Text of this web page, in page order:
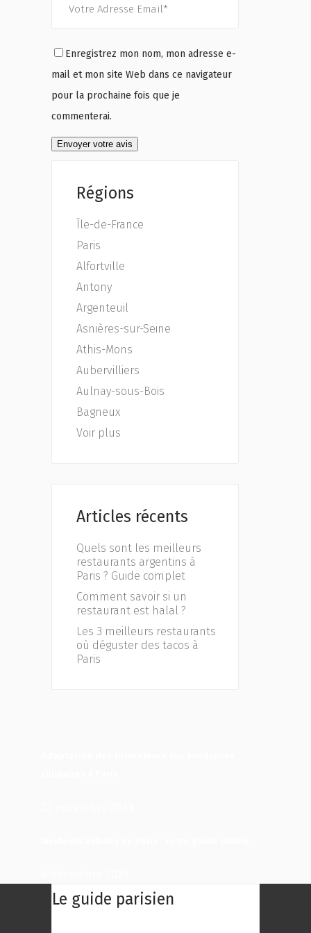
Enregistrez mon nom, mon adresse e-
mail et mon site Web dans ce navigateur
pour la prochaine fois que je
commenterai.
Régions
Île-de-France
Paris
Alfortville
Antony
Argenteuil
Asnières-sur-Seine
Athis-Mons
Aubervilliers
Aulnay-sous-Bois
Bagneux
Voir plus
Articles récents
Quels sont les meilleurs
restaurants argentins à
Paris ? Guide complet
Comment savoir si un
restaurant est halal ?
Les 3 meilleurs restaurants
où déguster des tacos à
Paris
Le guide parisien